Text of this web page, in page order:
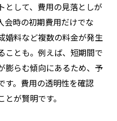
として、費用の見落としが
会時の初期費用だけでな
婚料など複数の料金が発生
ことも。例えば、短期間で
膨らむ傾向にあるため、予
す。費用の透明性を確認
が賢明です。